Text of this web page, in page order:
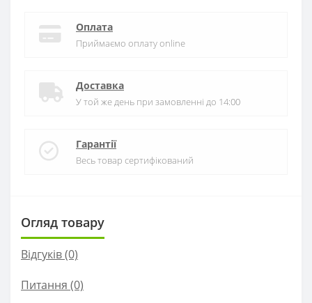
Оплата
Приймаємо оплату online
Доставка
У той же день при замовленні до 14:00
Гарантії
Весь товар сертифікований
Огляд товару
Відгуків (0)
Питання (0)